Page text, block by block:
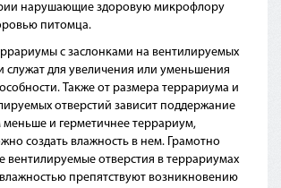
нарушающие здоровую микрофлору
питомца.
с заслонками на вентилируемых
служат для увеличения или уменьшения
Также от размера террариума и
отверстий зависит поддержание
меньше и герметичнее террариум,
создать влажность в нем. Грамотно
вентилируемые отверстия в террариумах
препятствуют возникновению